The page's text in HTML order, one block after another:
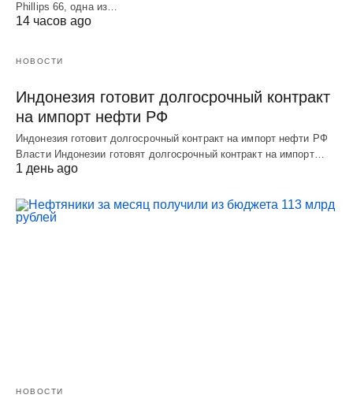
Phillips 66, одна из…
14 часов ago
НОВОСТИ
Индонезия готовит долгосрочный контракт
на импорт нефти РФ
Индонезия готовит долгосрочный контракт на импорт нефти РФ
Власти Индонезии готовят долгосрочный контракт на импорт…
1 день ago
НОВОСТИ